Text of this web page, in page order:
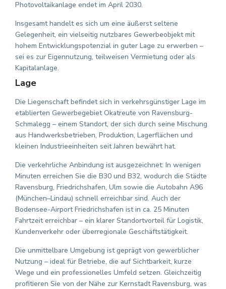
Photovoltaikanlage endet im April 2030.
Insgesamt handelt es sich um eine äußerst seltene
Gelegenheit, ein vielseitig nutzbares Gewerbeobjekt mit
hohem Entwicklungspotenzial in guter Lage zu erwerben –
sei es zur Eigennutzung, teilweisen Vermietung oder als
Kapitalanlage.
Lage
Die Liegenschaft befindet sich in verkehrsgünstiger Lage im
etablierten Gewerbegebiet Okatreute von Ravensburg-
Schmalegg – einem Standort, der sich durch seine Mischung
aus Handwerksbetrieben, Produktion, Lagerflächen und
kleinen Industrieeinheiten seit Jahren bewährt hat.
Die verkehrliche Anbindung ist ausgezeichnet: In wenigen
Minuten erreichen Sie die B30 und B32, wodurch die Städte
Ravensburg, Friedrichshafen, Ulm sowie die Autobahn A96
(München–Lindau) schnell erreichbar sind. Auch der
Bodensee-Airport Friedrichshafen ist in ca. 25 Minuten
Fahrtzeit erreichbar – ein klarer Standortvorteil für Logistik,
Kundenverkehr oder überregionale Geschäftstätigkeit.
Die unmittelbare Umgebung ist geprägt von gewerblicher
Nutzung – ideal für Betriebe, die auf Sichtbarkeit, kurze
Wege und ein professionelles Umfeld setzen. Gleichzeitig
profitieren Sie von der Nähe zur Kernstadt Ravensburg, was